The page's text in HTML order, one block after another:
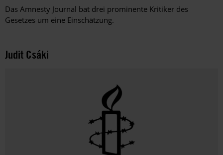
Das Amnesty Journal bat drei prominente Kritiker des
Gesetzes um eine Einschätzung.
Judit Csáki